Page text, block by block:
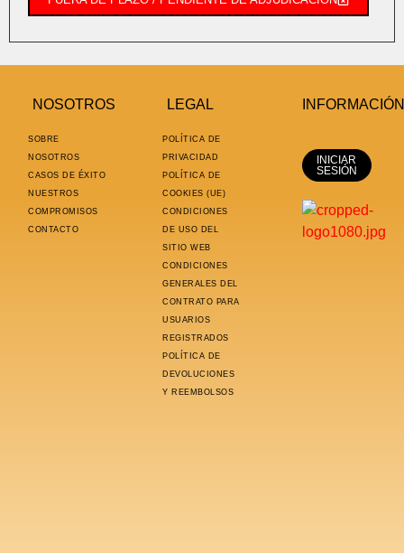
NOSOTROS
SOBRE
NOSOTROS
CASOS DE ÉXITO
NUESTROS
COMPROMISOS
CONTACTO
LEGAL
POLÍTICA DE
PRIVACIDAD
POLÍTICA DE
COOKIES (UE)
CONDICIONES
DE USO DEL
SITIO WEB
CONDICIONES
GENERALES DEL
CONTRATO PARA
USUARIOS
REGISTRADOS
POLÍTICA DE
DEVOLUCIONES
Y REEMBOLSOS
INFORMACIÓN
INICIAR
SESIÓN